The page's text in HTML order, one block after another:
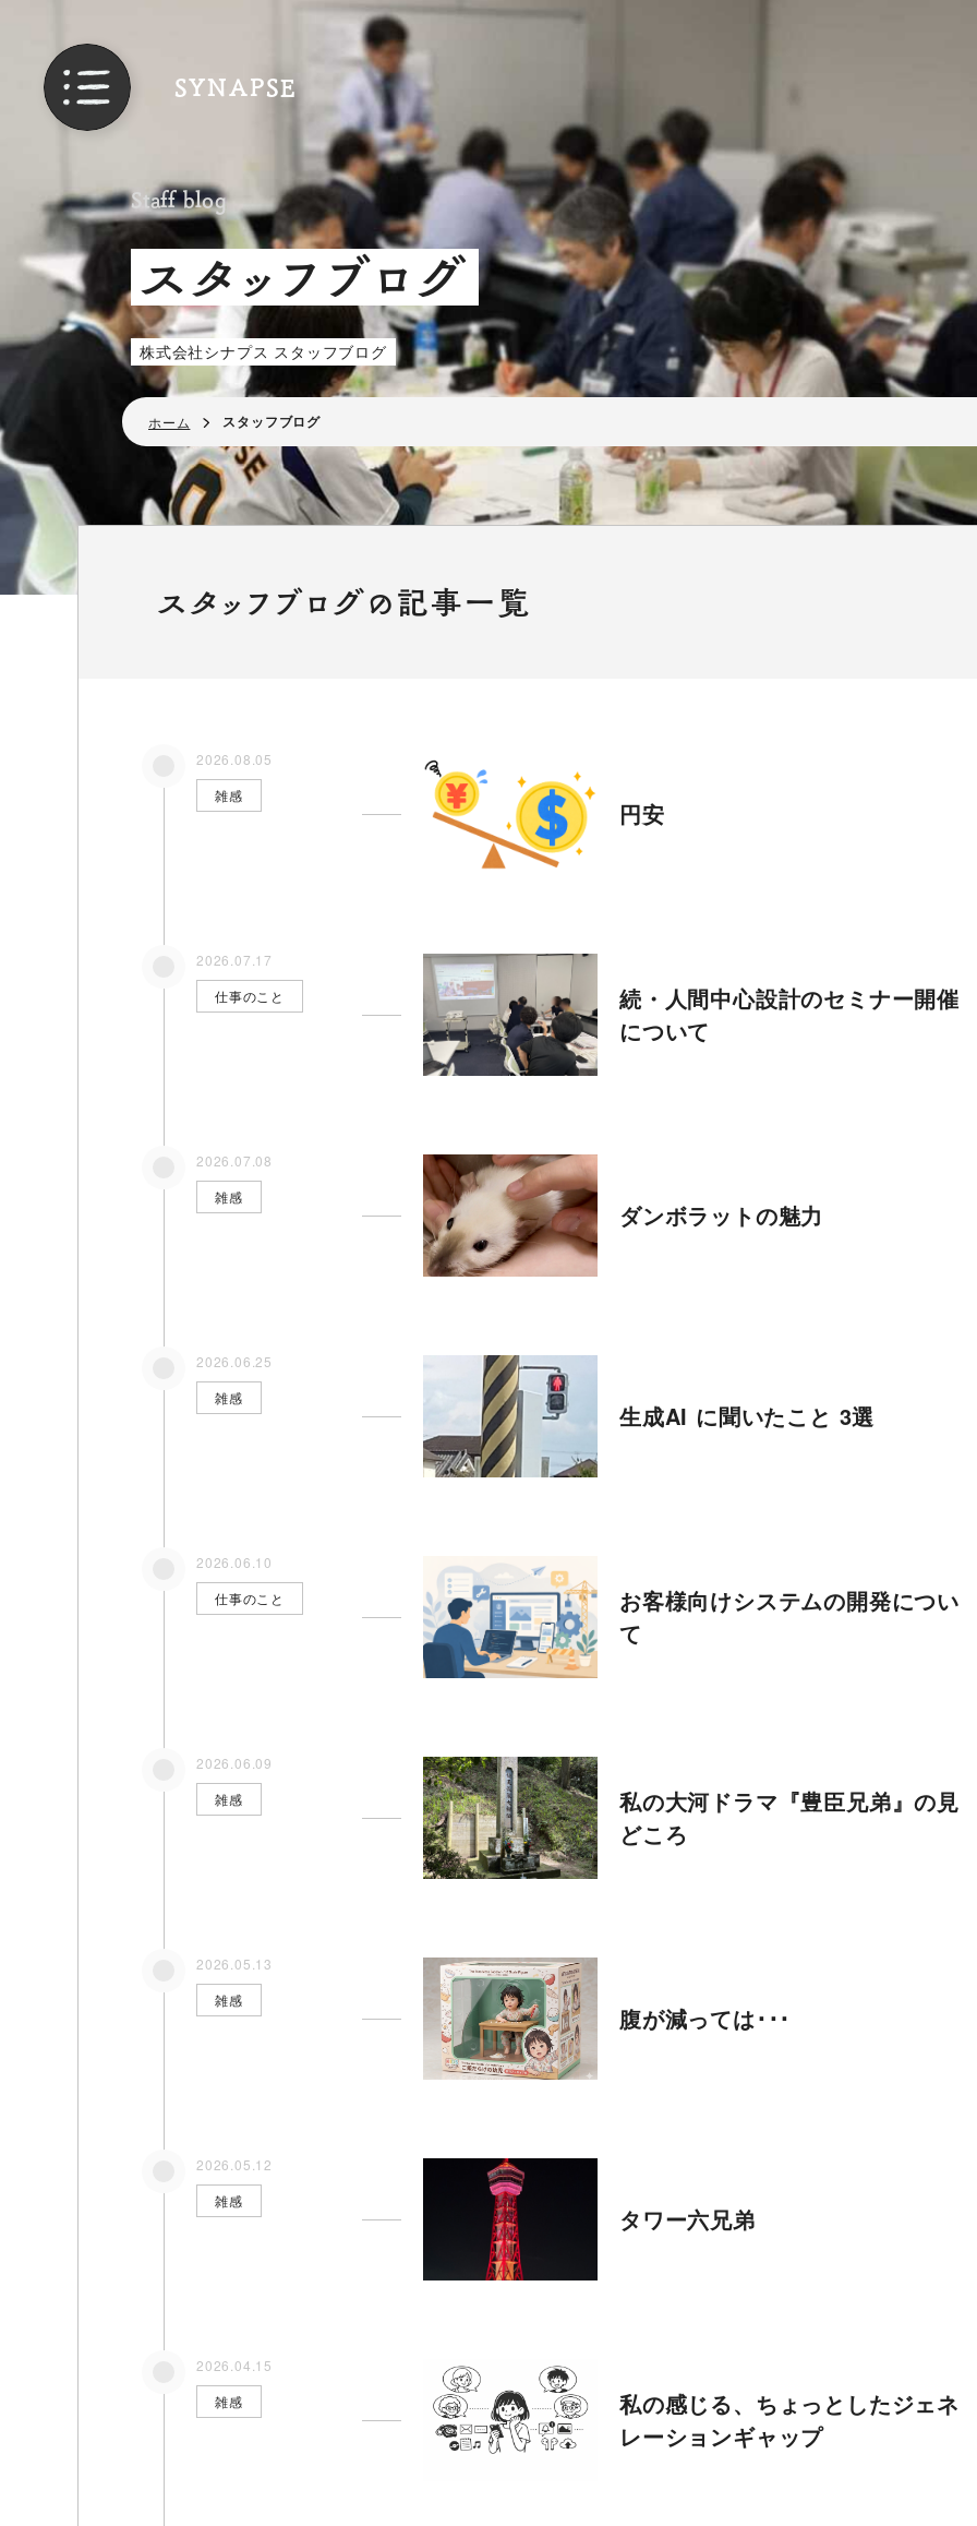
Staff blog
スタッフブログ
株式会社シナプス スタッフブログ
ホーム スタッフブログ
スタッフブログの記事一覧
2026.08.05
雑感
円安
2026.07.17
仕事のこと
続・人間中心設計のセミナー開催
について
2026.07.08
雑感
ダンボラットの魅力
2026.06.25
雑感
生成AI に聞いたこと 3選
2026.06.10
仕事のこと
お客様向けシステムの開発につい
て
2026.06.09
雑感
私の大河ドラマ『豊臣兄弟』の見
どころ
2026.05.13
雑感
腹が減っては･･･
2026.05.12
雑感
タワー六兄弟
2026.04.15
雑感
私の感じる、ちょっとしたジェネ
レーションギャップ
シナプスの経営理念
シナプスからの約束
シナプスの技術力
シナプス技術者ブログ
スタッフ紹介
SYNAPSE